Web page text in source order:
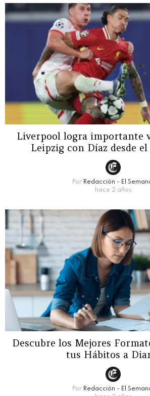
Liverpool logra importante
Leipzig con Díaz desde
Por Redacción - El
hace 2 años
Descubre los Mejores
tus Hábitos a
Por Redacción - El